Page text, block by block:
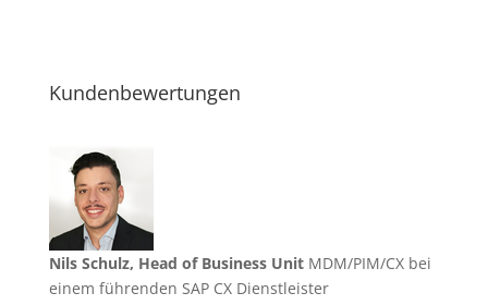
Kundenbewertungen
Nils Schulz, Head of Business UnitMDM/PIM/CX bei
einem führenden SAP CX Dienstleister